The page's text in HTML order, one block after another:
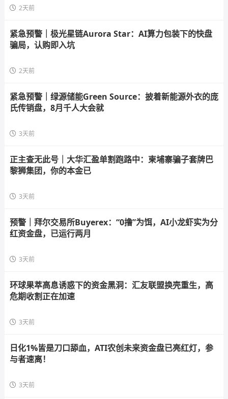
2天前
紧急预警｜极光星链Aurora Star：AI算力包装下的快盘
骗局，认购即入坑
2天前
紧急预警｜绿源储能Green Source：披着新能源外衣的庞
氏传销盘，8月千人大会就
3天前
正主查无此号｜大华汇盈单割跑路中：柬埔寨骗子套牌巴
黎狮集团，你的本金已
3天前
预警｜拜尔交易所Buyerex：“0撸”为饵，AI小龙虾实为分
红资金盘，已运行两月
3天前
环球果萃高息诱惑下的资金黑洞：汇友联盟换壳重生，高
危期收割正在加速
3天前
日化1%皆是刀口舔血，ATI农创未来资金盘已亮红灯，参
与者速离！
3天前